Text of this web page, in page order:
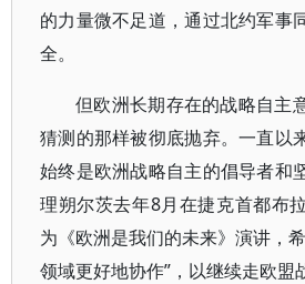
的力量微不足道，通过北约军事
全。
但欧洲长期存在的战略自主
猜测的那样被彻底抛弃。一直以
始终是欧洲战略自主的倡导者和
理朔尔茨去年8月在捷克首都布
为《欧洲是我们的未来》演讲，
领域更好地协作”，以继续走欧盟